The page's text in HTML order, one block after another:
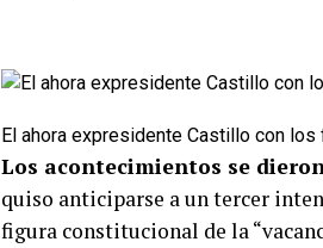
El ahora expresidente Castillo con
Los acontecimientos se
quiso anticiparse a un tercer
figura constitucional de la